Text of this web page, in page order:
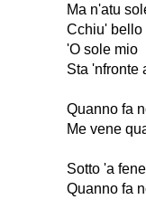
Ma n'atu
Cchiu' bello
'O sole mio
Sta 'nfronte
Quanno fa
Me vene
Sotto 'a
Quanno fa